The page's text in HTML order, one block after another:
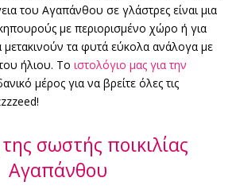
του Αγαπάνθου σε γλάστρες είναι μια
με περιορισμένο χώρο ή για
τα φυτά εύκολα ανάλογα με
ήλιου. Το ιστολόγιο μας για την
μέρος για να βρείτε όλες τις
σωστής ποικιλίας
Αγαπάνθου